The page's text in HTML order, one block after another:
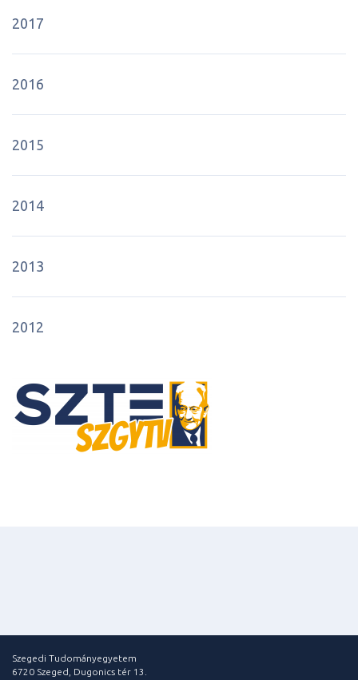
2017
2016
2015
2014
2013
2012
Szegedi Tudományegyetem
6720 Szeged, Dugonics tér 13.